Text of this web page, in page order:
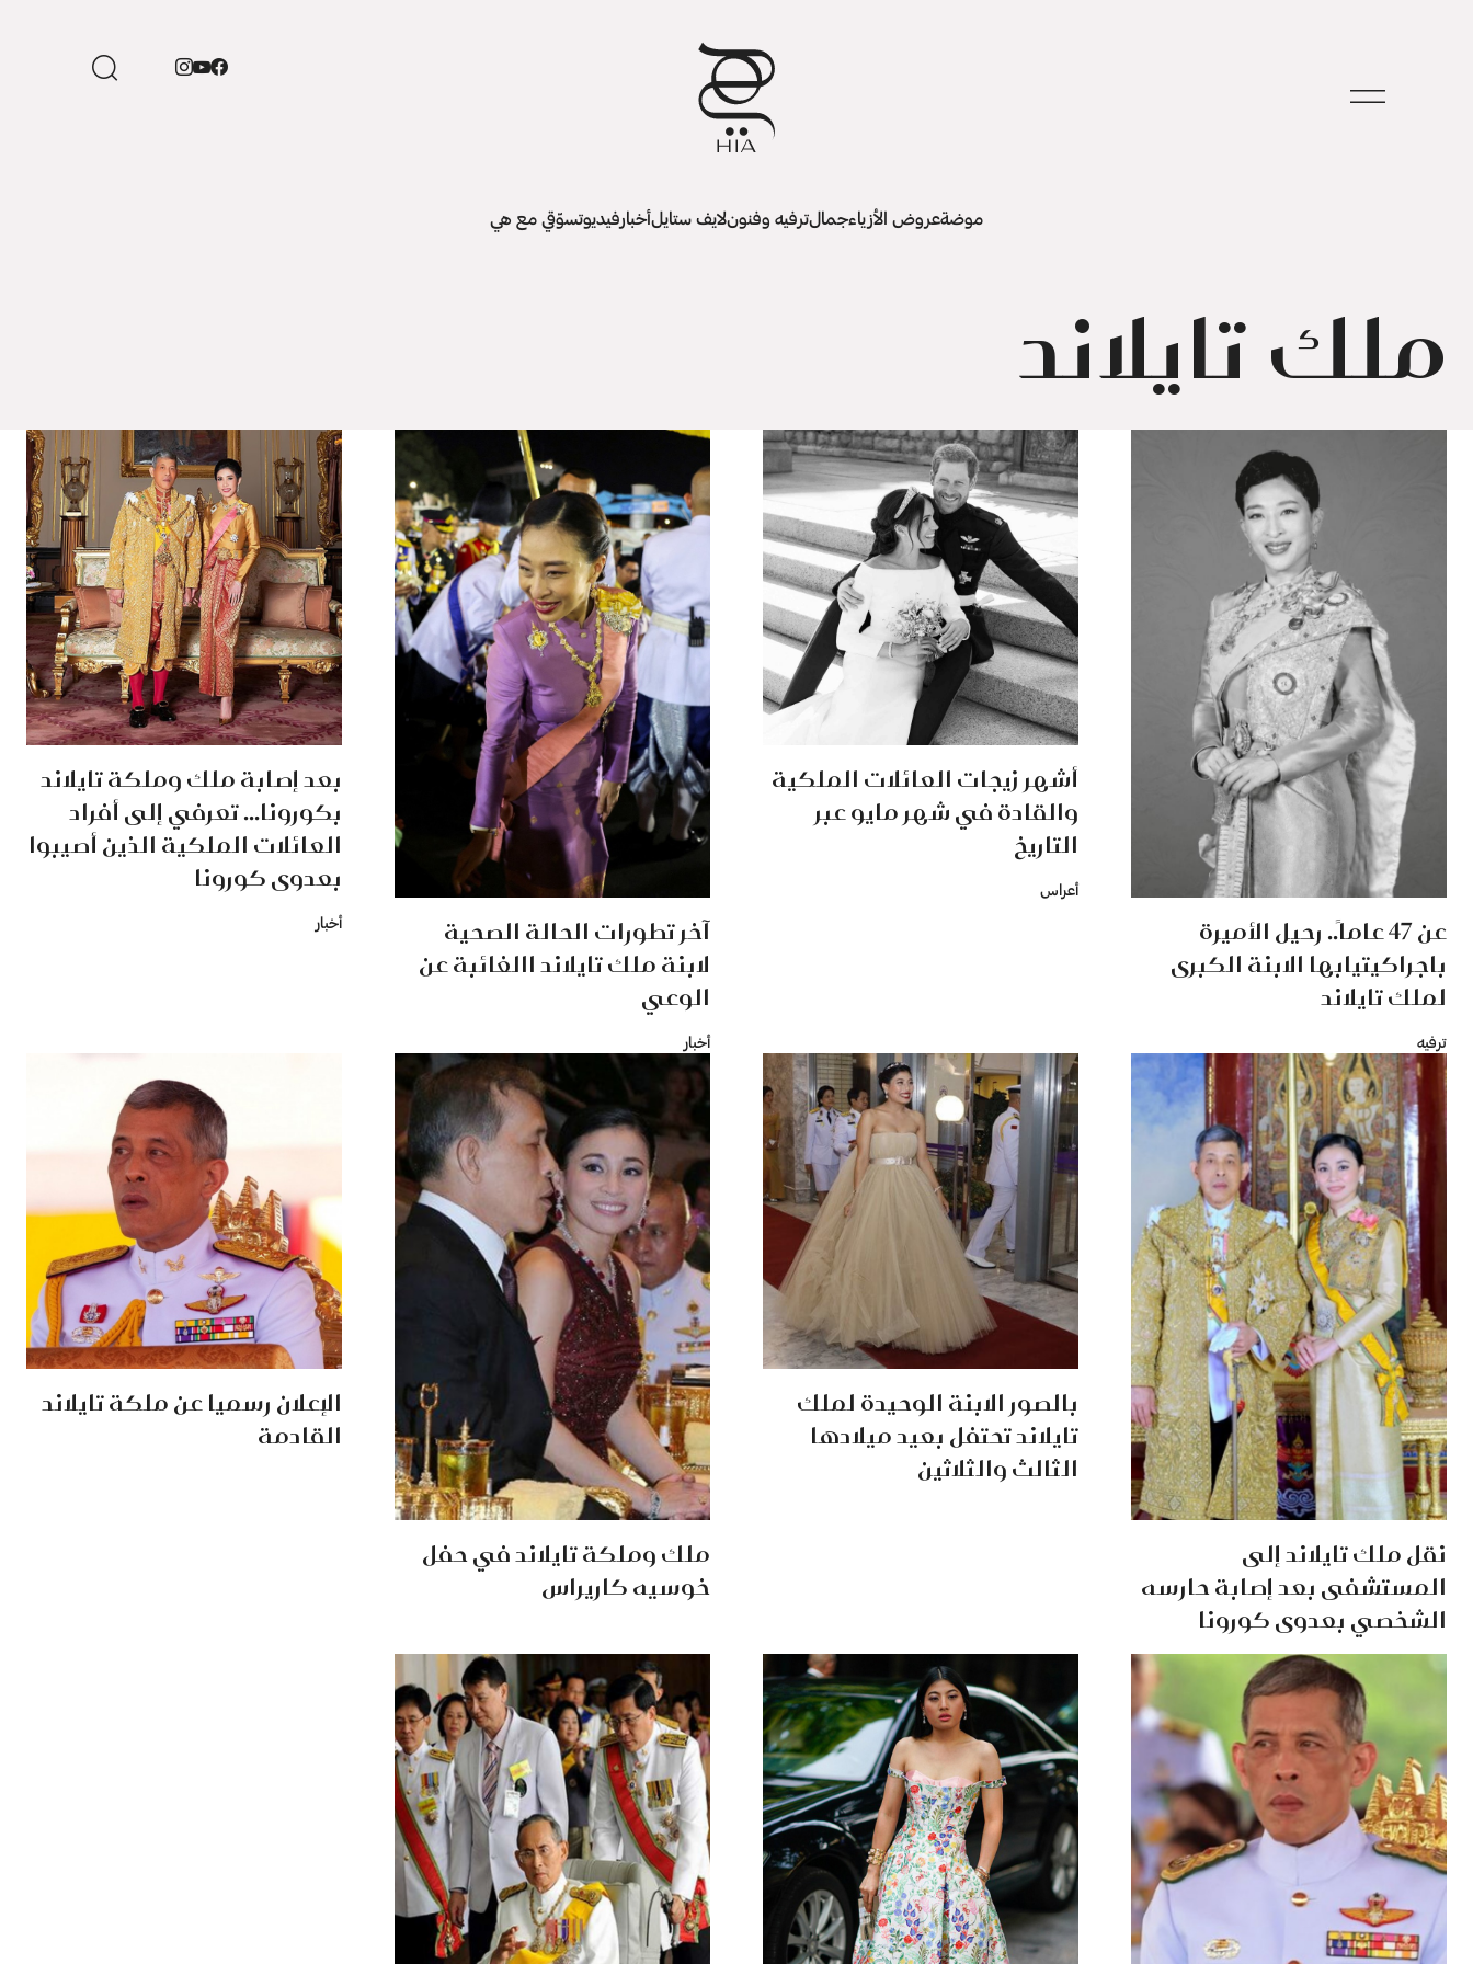
موضةعروض الأزياءجمالترفيه وفنونلايف ستايلأخبارفيديوتسوّقي مع هي
ملك تايلاند
عن 47 عاماً.. رحيل الأميرة
باجراكيتيابها الابنة الكبرى
لملك تايلاند
ترفيه
أشهر زيجات العائلات الملكية
والقادة في شهر مايو عبر
التاريخ
أعراس
آخر تطورات الحالة الصحية
لابنة ملك تايلاند االغائبة عن
الوعي
أخبار
بعد إصابة ملك وملكة تايلاند
بكورونا... تعرفي إلى أفراد
العائلات الملكية الذين أصيبوا
بعدوى كورونا
أخبار
نقل ملك تايلاند إلى
المستشفى بعد إصابة حارسه
الشخصي بعدوى كورونا
بالصور الابنة الوحيدة لملك
تايلاند تحتفل بعيد ميلادها
الثالث والثلاثين
ملك وملكة تايلاند في حفل
خوسيه كاريراس
الإعلان رسميا عن ملكة تايلاند
القادمة